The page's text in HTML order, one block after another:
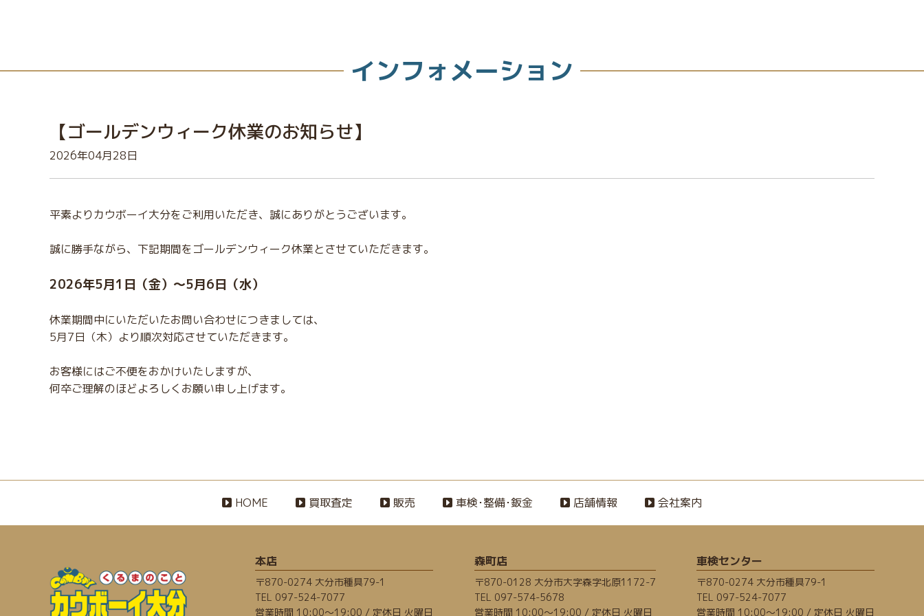
インフォメーション
【ゴールデンウィーク休業のお知らせ】
2026年04月28日
平素よりカウボーイ大分をご利用いただき、誠にありがとうございます。
誠に勝手ながら、下記期間をゴールデンウィーク休業とさせていただきます。
2026年5月1日（金）～5月6日（水）
休業期間中にいただいたお問い合わせにつきましては、
5月7日（木）より順次対応させていただきます。
お客様にはご不便をおかけいたしますが、
何卒ご理解のほどよろしくお願い申し上げます。
HOME 買取査定 販売 車検･整備･鈑金 店舗情報 会社案内
本店
〒870-0274 大分市種具79-1
TEL 097-524-7077
営業時間 10:00～19:00 / 定休日 火曜日
森町店
〒870-0128 大分市大字森字北原1172-7
TEL 097-574-5678
営業時間 10:00～19:00 / 定休日 火曜日
車検センター
〒870-0274 大分市種具79-1
TEL 097-524-7077
営業時間 10:00～19:00 / 定休日 火曜日